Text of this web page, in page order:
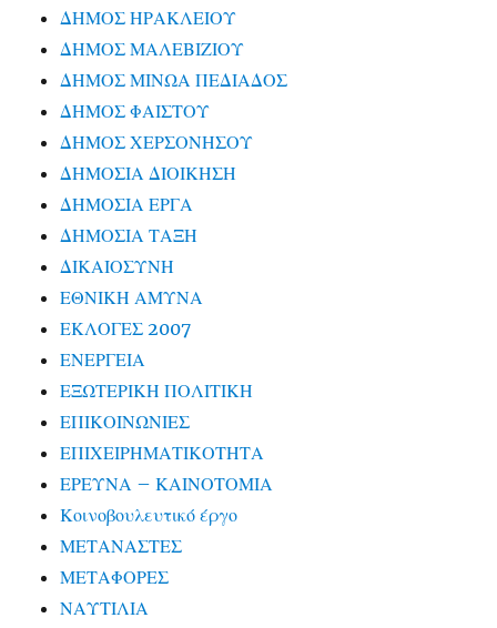
ΔΗΜΟΣ ΗΡΑΚΛΕΙΟΥ
ΔΗΜΟΣ ΜΑΛΕΒΙΖΙΟΥ
ΔΗΜΟΣ ΜΙΝΩΑ ΠΕΔΙΑΔΟΣ
ΔΗΜΟΣ ΦΑΙΣΤΟΥ
ΔΗΜΟΣ ΧΕΡΣΟΝΗΣΟΥ
ΔΗΜΟΣΙΑ ΔΙΟΙΚΗΣΗ
ΔΗΜΟΣΙΑ ΕΡΓΑ
ΔΗΜΟΣΙΑ ΤΑΞΗ
ΔΙΚΑΙΟΣΥΝΗ
ΕΘΝΙΚΗ ΑΜΥΝΑ
ΕΚΛΟΓΕΣ 2007
ΕΝΕΡΓΕΙΑ
ΕΞΩΤΕΡΙΚΗ ΠΟΛΙΤΙΚΗ
ΕΠΙΚΟΙΝΩΝΙΕΣ
ΕΠΙΧΕΙΡΗΜΑΤΙΚΟΤΗΤΑ
ΕΡΕΥΝΑ – ΚΑΙΝΟΤΟΜΙΑ
Κοινοβουλευτικό έργο
ΜΕΤΑΝΑΣΤΕΣ
ΜΕΤΑΦΟΡΕΣ
ΝΑΥΤΙΛΙΑ